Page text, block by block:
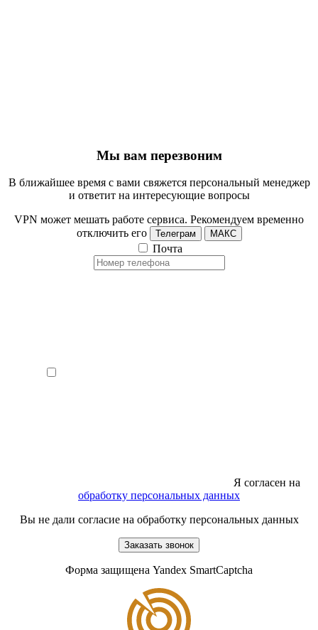
Мы вам перезвоним
В ближайшее время с вами свяжется персональный менеджер
и ответит на интересующие вопросы
VPN может мешать работе сервиса. Рекомендуем временно
отключить его
Телеграм МАКС
Почта
Я согласен на
обработку персональных данных
Вы не дали согласие на обработку персональных данных
Заказать звонок
Форма защищена Yandex SmartCaptcha